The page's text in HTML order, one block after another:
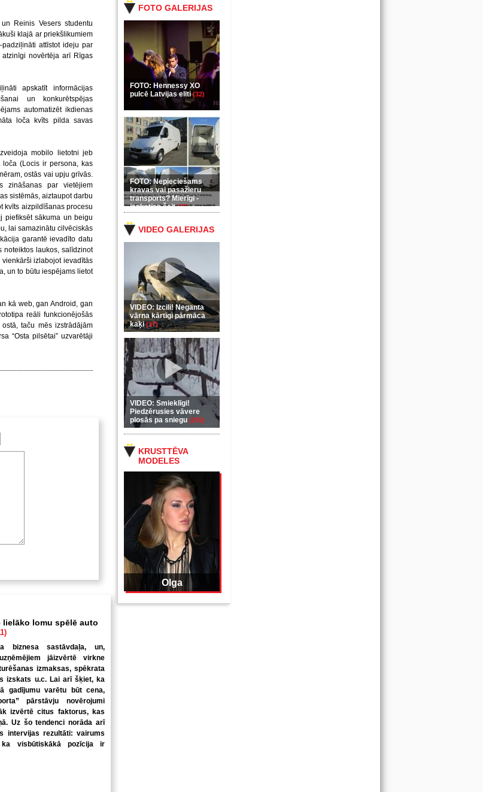
FOTO GALERIJAS
FOTO: Hennessy XO
pulcē Latvijas eliti(32)
FOTO: Nepieciešams
kravas vai pasažieru
transports? Mierīgi -
ieskaties šeit(35)
VIDEO GALERIJAS
VIDEO: Izcili! Neganta
vārna kārtīgi pārmāca
kaķi(37)
VIDEO: Smieklīgi!
Piedzērusies vāvere
plosās pa sniegu (255)
KRUSTTĒVA
MODELES
Olga
Reinis Vesers studentu
klajā ar priekšlikumiem
attīstot ideju par
atzinīgi novērtēja arī Rīgas
apskatīt informācijas
un konkurētspējas
automatizēt ikdienas
loča kvīts pilda savas
mobilo lietotni jeb
(Locis ir persona, kas
ostās vai upju grīvās.
zināšanas par vietējiem
sistēmās, aiztaupot darbu
kvīts aizpildīšanas procesu
piefiksēt sākuma un beigu
lai samazinātu cilvēciskās
garantē ievadīto datu
noteiktos laukos, salīdzinot
izlabojot ievadītās
un to būtu iespējams lietot
kā web, gan Android, gan
reāli funkcionējošās
taču mēs izstrādājām
“Osta pilsētai” uzvarētāji
lielāko lomu spēlē auto
biznesa sastāvdaļa, un,
jāizvērtē virkne
izmaksas, spēkrata
izskats u.c. Lai arī šķiet, ka
gadījumu varētu būt cena,
pārstāvju novērojumi
izvērtē citus faktorus, kas
Uz šo tendenci norāda arī
intervijas rezultāti: vairums
ka visbūtiskākā pozīcija ir